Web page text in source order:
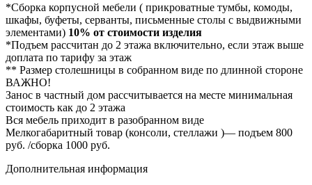
*Сборка корпусной мебели ( прикроватные тумбы, комоды,
шкафы, буфеты, серванты, письменные столы с выдвижными
элементами) 10% от стоимости изделия
*Подъем рассчитан до 2 этажа включительно, если этаж выше
доплата по тарифу за этаж
** Размер столешницы в собранном виде по длинной стороне
ВАЖНО!
Занос в частный дом рассчитывается на месте минимальная
стоимость как до 2 этажа
Вся мебель приходит в разобранном виде
Мелкогабаритный товар (консоли, стеллажи )— подъем 800
руб. /сборка 1000 руб.
Дополнительная информация